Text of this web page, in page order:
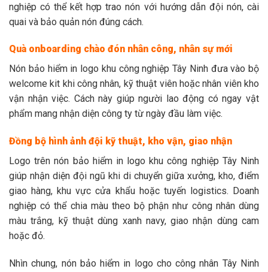
nghiệp có thể kết hợp trao nón với hướng dẫn đội nón, cài
quai và bảo quản nón đúng cách.
Quà onboarding chào đón nhân công, nhân sự mới
Nón bảo hiểm in logo khu công nghiệp Tây Ninh đưa vào bộ
welcome kit khi công nhân, kỹ thuật viên hoặc nhân viên kho
vận nhận việc. Cách này giúp người lao động có ngay vật
phẩm mang nhận diện công ty từ ngày đầu làm việc.
Đồng bộ hình ảnh đội kỹ thuật, kho vận, giao nhận
Logo trên nón bảo hiểm in logo khu công nghiệp Tây Ninh
giúp nhận diện đội ngũ khi di chuyển giữa xưởng, kho, điểm
giao hàng, khu vực cửa khẩu hoặc tuyến logistics. Doanh
nghiệp có thể chia màu theo bộ phận như công nhân dùng
màu trắng, kỹ thuật dùng xanh navy, giao nhận dùng cam
hoặc đỏ.
Nhìn chung, nón bảo hiểm in logo cho công nhân Tây Ninh